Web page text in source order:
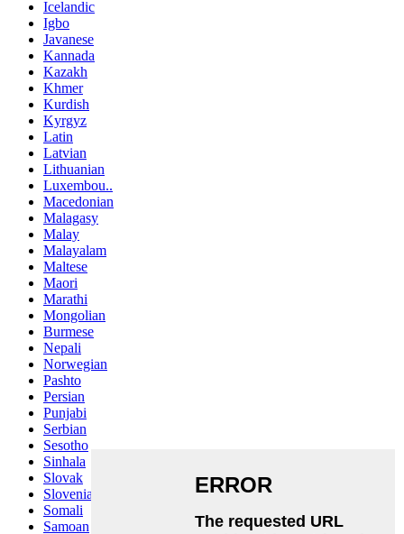
Icelandic
Igbo
Javanese
Kannada
Kazakh
Khmer
Kurdish
Kyrgyz
Latin
Latvian
Lithuanian
Luxembou..
Macedonian
Malagasy
Malay
Malayalam
Maltese
Maori
Marathi
Mongolian
Burmese
Nepali
Norwegian
Pashto
Persian
Punjabi
Serbian
Sesotho
Sinhala
Slovak
Slovenian
Somali
Samoan